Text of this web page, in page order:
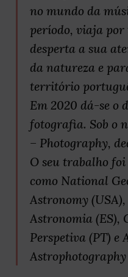
no mundo da
período, viaja por
desperta a sua
da natureza e
território
Em 2020 dá-se o
fotografia. Sob o
– Photography,
O seu trabalho
como National
Astronomy
Astronomia (ES),
Perspetiva (PT) e
Astrophotography